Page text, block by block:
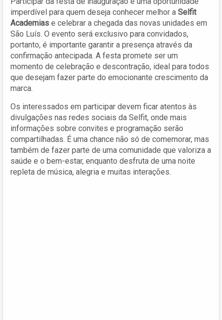
imperdível para quem deseja conhecer melhor a Selfit
Academias e celebrar a chegada das novas unidades em
São Luís. O evento será exclusivo para convidados,
portanto, é importante garantir a presença através da
confirmação antecipada. A festa promete ser um
momento de celebração e descontração, ideal para todos
que desejam fazer parte do emocionante crescimento da
marca.
Os interessados em participar devem ficar atentos às
divulgações nas redes sociais da Selfit, onde mais
informações sobre convites e programação serão
compartilhadas. É uma chance não só de comemorar, mas
também de fazer parte de uma comunidade que valoriza a
saúde e o bem-estar, enquanto desfruta de uma noite
repleta de música, alegria e muitas interações.